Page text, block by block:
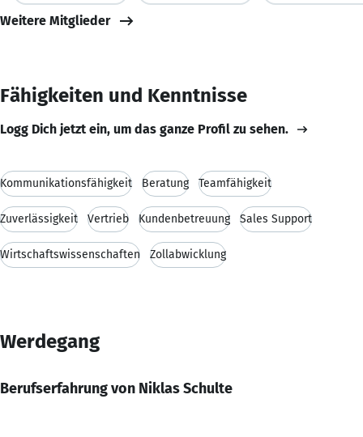
Weitere Mitglieder
Fähigkeiten und Kenntnisse
Logg Dich jetzt ein, um das ganze Profil zu sehen.
Kommunikationsfähigkeit Beratung Teamfähigkeit
Zuverlässigkeit Vertrieb Kundenbetreuung Sales Support
Wirtschaftswissenschaften Zollabwicklung
Werdegang
Berufserfahrung von Niklas Schulte